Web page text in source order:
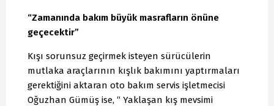
“Zamanında bakım büyük masrafların önüne
geçecektir”
Kışı sorunsuz geçirmek isteyen sürücülerin
mutlaka araçlarının kışlık bakımını yaptırmaları
gerektiğini aktaran oto bakım servis işletmecisi
Oğuzhan Gümüş ise, “ Yaklaşan kış mevsimi